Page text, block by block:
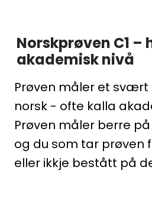
Norskprøven C1 –
akademisk nivå
Prøven måler et svært
norsk - ofte kalla
Prøven måler berre
og du som tar prøven
eller ikkje bestått på